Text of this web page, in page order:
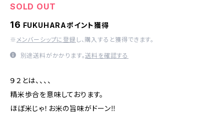
SOLD OUT
16 FUKUHARAポイント獲得
※ メンバーシップに登録 し、購入すると獲得できます。
別途送料がかかります。送料を確認する
９２とは、、、、
精米歩合を意味しております。
ほぼ米じゃ！お米の旨味がドーン‼